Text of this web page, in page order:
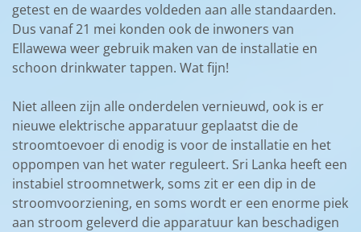
getest en de waardes voldeden aan alle standaarden.
Dus vanaf 21 mei konden ook de inwoners van
Ellawewa weer gebruik maken van de installatie en
schoon drinkwater tappen. Wat fijn!
Niet alleen zijn alle onderdelen vernieuwd, ook is er
nieuwe elektrische apparatuur geplaatst die de
stroomtoevoer di enodig is voor de installatie en het
oppompen van het water reguleert. Sri Lanka heeft een
instabiel stroomnetwerk, soms zit er een dip in de
stroomvoorziening, en soms wordt er een enorme piek
aan stroom geleverd die apparatuur kan beschadigen